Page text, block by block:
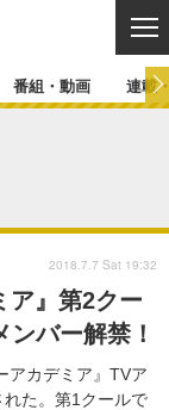
マンガ
イベント
コスプレ
カバー
連載一覧
ラジオ
コラム
番組・動画 連載
ア』第2クー
バー解禁！
アカデミア』TVア
た。第1クールで
2018.7.7 Sat 19:32